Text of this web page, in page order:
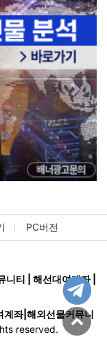
Next
PC버전
티 | 해선대여계좌 |
좌|해외선물커뮤니
reserved.